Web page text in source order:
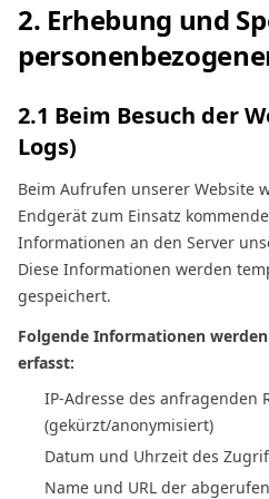
2. Erhebung und
2.1 Beim Besuch der
Logs)
Beim Aufrufen unserer Website
Endgerät zum Einsatz
Informationen an den Server
Diese Informationen werden
gespeichert.
Folgende Informationen
erfasst:
IP-Adresse des anfragenden
(gekürzt/anonymisiert)
Datum und Uhrzeit des
Name und URL der